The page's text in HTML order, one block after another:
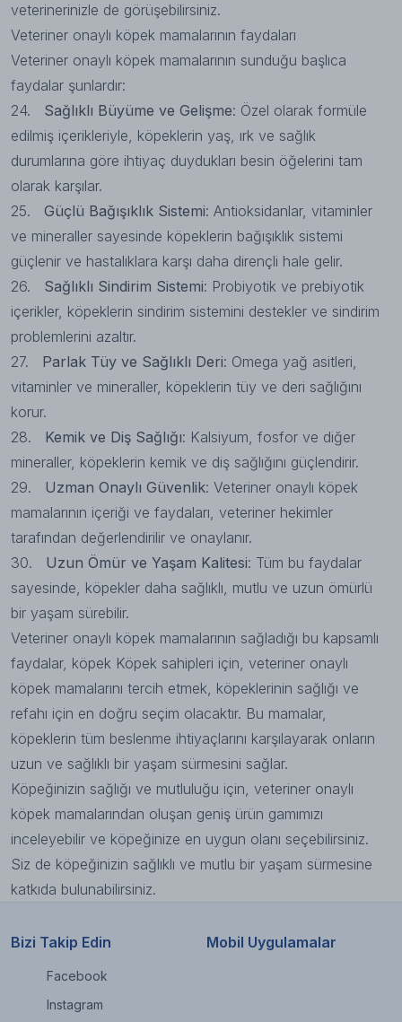
veterinerinizle de görüşebilirsiniz.
Veteriner onaylı köpek mamalarının faydaları
Veteriner onaylı köpek mamalarının sunduğu başlıca
faydalar şunlardır:
24. Sağlıklı Büyüme ve Gelişme: Özel olarak formüle
edilmiş içerikleriyle, köpeklerin yaş, ırk ve sağlık
durumlarına göre ihtiyaç duydukları besin öğelerini tam
olarak karşılar.
25. Güçlü Bağışıklık Sistemi: Antioksidanlar, vitaminler
ve mineraller sayesinde köpeklerin bağışıklık sistemi
güçlenir ve hastalıklara karşı daha dirençli hale gelir.
26. Sağlıklı Sindirim Sistemi: Probiyotik ve prebiyotik
içerikler, köpeklerin sindirim sistemini destekler ve sindirim
problemlerini azaltır.
27. Parlak Tüy ve Sağlıklı Deri: Omega yağ asitleri,
vitaminler ve mineraller, köpeklerin tüy ve deri sağlığını
korur.
28. Kemik ve Diş Sağlığı: Kalsiyum, fosfor ve diğer
mineraller, köpeklerin kemik ve diş sağlığını güçlendirir.
29. Uzman Onaylı Güvenlik: Veteriner onaylı köpek
mamalarının içeriği ve faydaları, veteriner hekimler
tarafından değerlendirilir ve onaylanır.
30. Uzun Ömür ve Yaşam Kalitesi: Tüm bu faydalar
sayesinde, köpekler daha sağlıklı, mutlu ve uzun ömürlü
bir yaşam sürebilir.
Veteriner onaylı köpek mamalarının sağladığı bu kapsamlı
faydalar, köpek Köpek sahipleri için, veteriner onaylı
köpek mamalarını tercih etmek, köpeklerinin sağlığı ve
refahı için en doğru seçim olacaktır. Bu mamalar,
köpeklerin tüm beslenme ihtiyaçlarını karşılayarak onların
uzun ve sağlıklı bir yaşam sürmesini sağlar.
Köpeğinizin sağlığı ve mutluluğu için, veteriner onaylı
köpek mamalarından oluşan geniş ürün gamımızı
inceleyebilir ve köpeğinize en uygun olanı seçebilirsiniz.
Siz de köpeğinizin sağlıklı ve mutlu bir yaşam sürmesine
katkıda bulunabilirsiniz.
Bizi Takip Edin
Facebook
Instagram
Mobil Uygulamalar